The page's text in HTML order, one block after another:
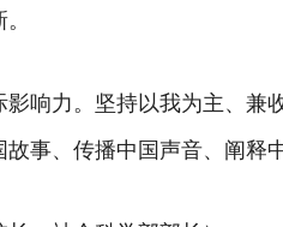
响力。坚持以我为主、兼
事、传播中国声音、阐释